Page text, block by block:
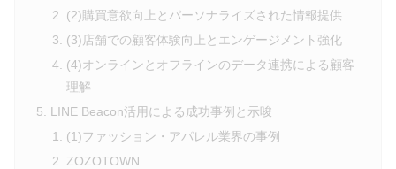
(2)購買意欲向上とパーソナライズされた情報提供
(3)店舗での顧客体験向上とエンゲージメント強化
(4)オンラインとオフラインのデータ連携による顧客
理解
LINE Beacon活用による成功事例と示唆
(1)ファッション・アパレル業界の事例
ZOZOTOWN